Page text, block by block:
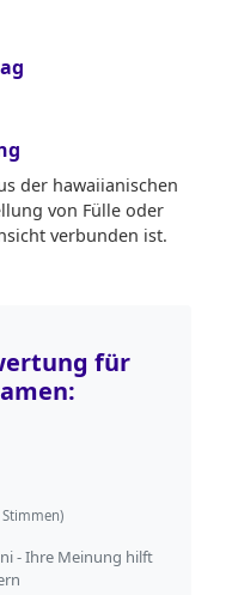
der hawaiianischen
von Fülle oder
verbunden ist.
für
- Ihre Meinung hilft